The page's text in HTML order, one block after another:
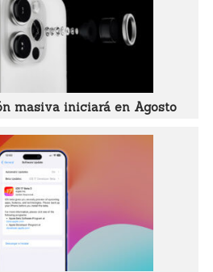
masiva iniciará en Agosto